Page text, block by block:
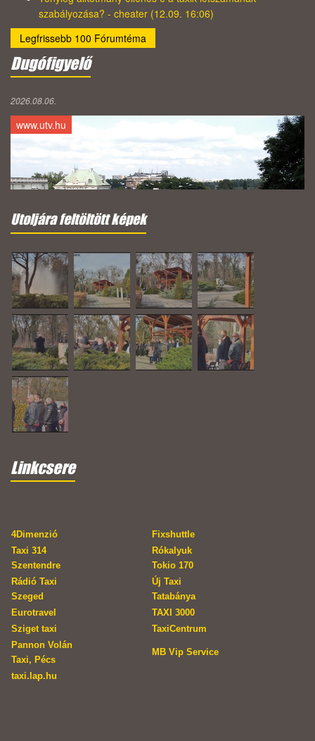
szabályozása? - cheater (12.09. 16:06)
Legfrissebb 100 Fórumtéma
Dugófigyelő
2026.08.06.
www.utv.hu
Utoljára feltöltött képek
Linkcsere
4Dimenzió
Fixshuttle
Taxi 314
Szentendre
Rókalyuk
Tokio 170
Rádió Taxi
Szeged
Új Taxi
Tatabánya
Eurotravel
TAXI 3000
Sziget taxi
TaxiCentrum
Pannon Volán
Taxi, Pécs
MB Vip Service
taxi.lap.hu